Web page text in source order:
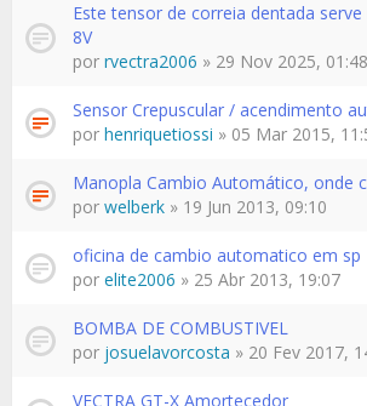
Este tensor de correia dentada
8V
por rvectra2006 » 29 Nov 2025, 01:48
Sensor Crepuscular / acendimento
por henriquetiossi » 05 Mar 2015,
Manopla Cambio Automático, onde
por welberk » 19 Jun 2013, 09:10
oficina de cambio automatico em sp
por elite2006 » 25 Abr 2013, 19:07
BOMBA DE COMBUSTIVEL
por josuelavorcosta » 20 Fev 2017,
VECTRA GT-X Amortecedor